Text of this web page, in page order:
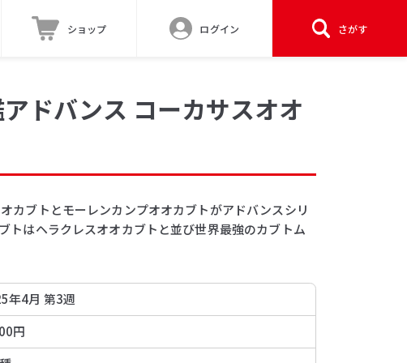
ショップ ログイン さがす
ドバンス コーカサスオオ
カブトとモーレンカンプオオカブトがアドバンスシリ
トはヘラクレスオオカブトと並び世界最強のカブトム
年4月 第3週
円